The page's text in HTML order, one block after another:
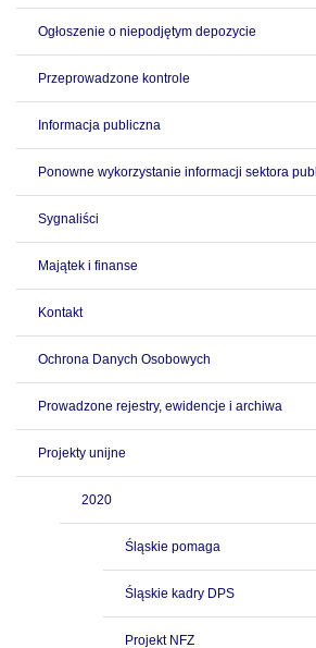
Ogłoszenie o niepodjętym depozycie
Przeprowadzone kontrole
Informacja publiczna
Ponowne wykorzystanie informacji sektora publ
Sygnaliści
Majątek i finanse
Kontakt
Ochrona Danych Osobowych
Prowadzone rejestry, ewidencje i archiwa
Projekty unijne
2020
Śląskie pomaga
Śląskie kadry DPS
Projekt NFZ